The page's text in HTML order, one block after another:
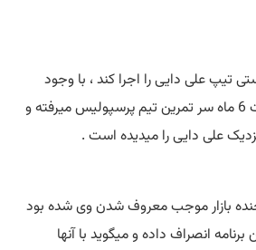
تیپ علی دایی را اجرا کند ، با وجود
استقلالی بودن برای مدت 6 ماه سر تمرین تیم پرسپولیس میرفته و
علی دایی را میدیده است .
خنده بازار موجب معروف شدن وی شده بود
انصراف داده و میگوید با آنها